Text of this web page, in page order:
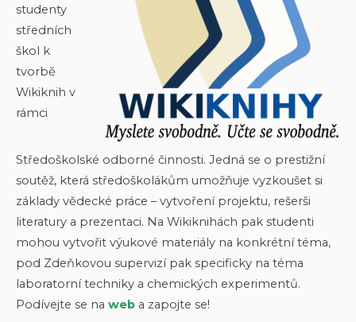
studenty
středních
škol k
tvorbě
Wikiknih v
rámci
Středoškolské odborné činnosti. Jedná se o prestižní
soutěž, která středoškolákům umožňuje vyzkoušet si
základy vědecké práce – vytvoření projektu, rešerši
literatury a prezentaci. Na Wikiknihách pak studenti
mohou vytvořit výukové materiály na konkrétní téma,
pod Zdeňkovou supervizí pak specificky na téma
laboratorní techniky a chemických experimentů.
Podívejte se na web a zapojte se!